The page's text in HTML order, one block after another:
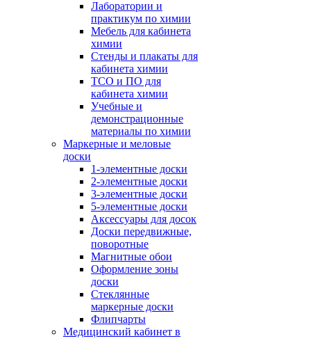
Лаборатории и
практикум по химии
Мебель для кабинета
химии
Стенды и плакаты для
кабинета химии
ТСО и ПО для
кабинета химии
Учебные и
демонстрационные
материалы по химии
Маркерные и меловые
доски
1-элементные доски
2-элементные доски
3-элементные доски
5-элементные доски
Аксессуары для досок
Доски передвижные,
поворотные
Магнитные обои
Оформление зоны
доски
Стеклянные
маркерные доски
Флипчарты
Медицинский кабинет в